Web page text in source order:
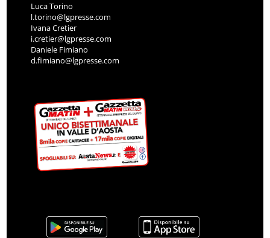
Luca Torino
l.torino@lgpresse.com
Ivana Cretier
i.cretier@lgpresse.com
Daniele Fimiano
d.fimiano@lgpresse.com